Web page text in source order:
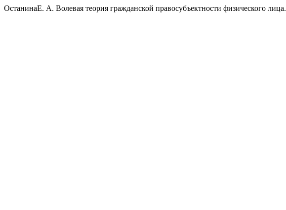
ОстанинаЕ. А. Волевая теория гражданской правосубъектности физического лица.